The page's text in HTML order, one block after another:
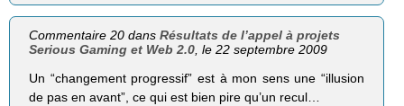
Commentaire 20 dansRésultats de l’appel à projets
Serious Gaming et Web 2.0 , le 22 septembre 2009
Un “changement progressif” est à mon sens une “illusion
de pas en avant”, ce qui est bien pire qu’un recul…